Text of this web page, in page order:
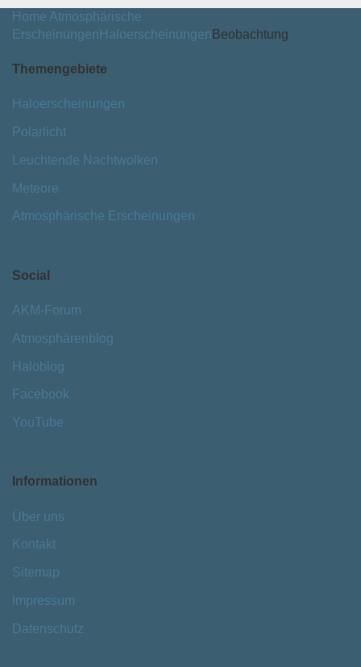
Home Atmosphärische
Erscheinungen Haloerscheinungen Beobachtung
Themengebiete
Haloerscheinungen
Polarlicht
Leuchtende Nachtwolken
Meteore
Atmosphärische Erscheinungen
Social
AKM-Forum
Atmosphärenblog
Haloblog
Facebook
YouTube
Informationen
Über uns
Kontakt
Sitemap
Impressum
Datenschutz